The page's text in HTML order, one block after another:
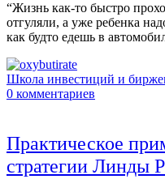
“Жизнь как-то быстро
отгуляли, а уже ребенка
как будто едешь в
Школа инвестиций и
0 комментариев
Практическое
стратегии Линды